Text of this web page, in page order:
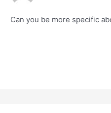
Can you be more specific